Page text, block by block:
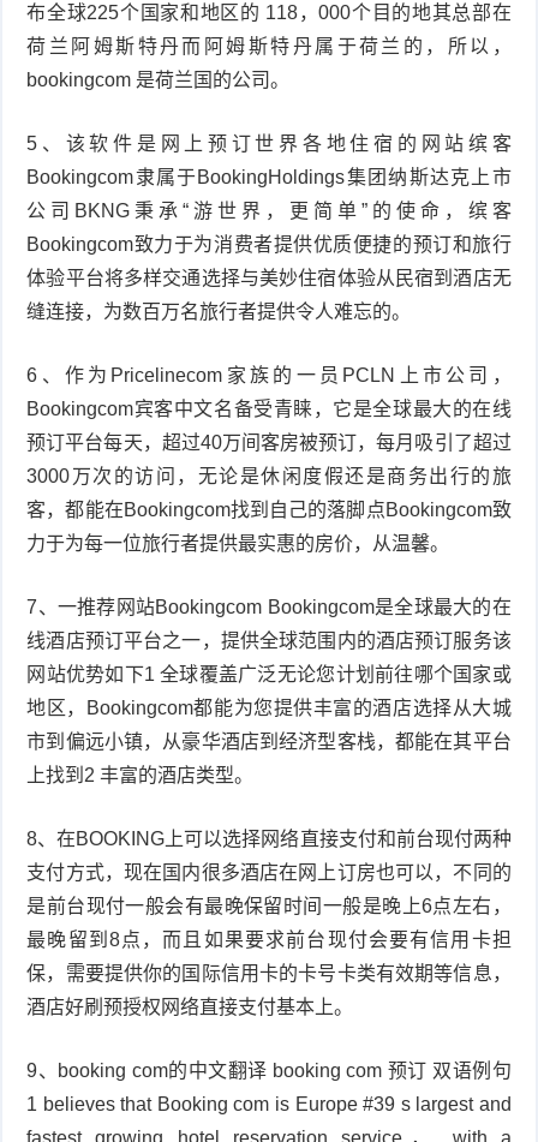
布全球225个国家和地区的 118，000个目的地其总部在
荷兰阿姆斯特丹而阿姆斯特丹属于荷兰的，所以，
bookingcom 是荷兰国的公司。
5、该软件是网上预订世界各地住宿的网站缤客
Bookingcom隶属于BookingHoldings集团纳斯达克上市
公司BKNG秉承“游世界，更简单”的使命，缤客
Bookingcom致力于为消费者提供优质便捷的预订和旅行
体验平台将多样交通选择与美妙住宿体验从民宿到酒店无
缝连接，为数百万名旅行者提供令人难忘的。
6、作为Pricelinecom家族的一员PCLN上市公司，
Bookingcom宾客中文名备受青睐，它是全球最大的在线
预订平台每天，超过40万间客房被预订，每月吸引了超过
3000万次的访问，无论是休闲度假还是商务出行的旅
客，都能在Bookingcom找到自己的落脚点Bookingcom致
力于为每一位旅行者提供最实惠的房价，从温馨。
7、一推荐网站Bookingcom Bookingcom是全球最大的在
线酒店预订平台之一，提供全球范围内的酒店预订服务该
网站优势如下1 全球覆盖广泛无论您计划前往哪个国家或
地区，Bookingcom都能为您提供丰富的酒店选择从大城
市到偏远小镇，从豪华酒店到经济型客栈，都能在其平台
上找到2 丰富的酒店类型。
8、在BOOKING上可以选择网络直接支付和前台现付两种
支付方式，现在国内很多酒店在网上订房也可以，不同的
是前台现付一般会有最晚保留时间一般是晚上6点左右，
最晚留到8点，而且如果要求前台现付会要有信用卡担
保，需要提供你的国际信用卡的卡号卡类有效期等信息，
酒店好刷预授权网络直接支付基本上。
9、booking com的中文翻译 booking com 预订 双语例句
1 believes that Booking com is Europe #39 s largest and
fastest growing hotel reservation service， with a